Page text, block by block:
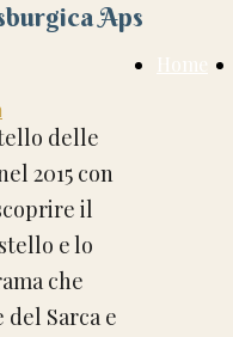
Aps
Home
delle
2015 con
il
e lo
che
del Sarca e